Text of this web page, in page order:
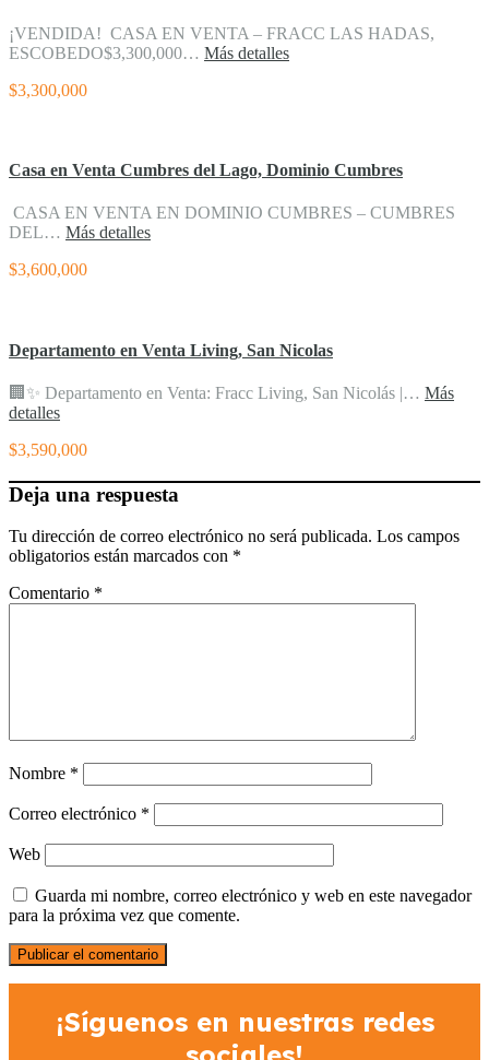
¡VENDIDA! CASA EN VENTA – FRACC LAS HADAS,
ESCOBEDO$3,300,000… Más detalles
$3,300,000
Casa en Venta Cumbres del Lago, Dominio Cumbres
CASA EN VENTA EN DOMINIO CUMBRES – CUMBRES
DEL… Más detalles
$3,600,000
Departamento en Venta Living, San Nicolas
🏢✨ Departamento en Venta: Fracc Living, San Nicolás |… Más
detalles
$3,590,000
Deja una respuesta
Tu dirección de correo electrónico no será publicada. Los campos
obligatorios están marcados con *
Comentario *
Nombre *
Correo electrónico *
Web
Guarda mi nombre, correo electrónico y web en este navegador
para la próxima vez que comente.
¡Síguenos en nuestras redes